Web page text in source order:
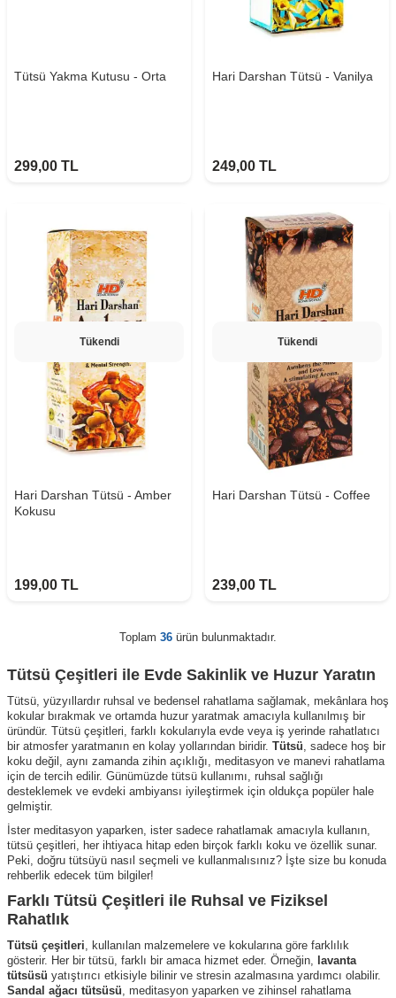
Tütsü Yakma Kutusu - Orta
299,00 TL
Hari Darshan Tütsü - Vanilya
249,00 TL
Tükendi
Hari Darshan Tütsü - Amber
Kokusu
199,00 TL
Tükendi
Hari Darshan Tütsü - Coffee
239,00 TL
Toplam 36 ürün bulunmaktadır.
Tütsü Çeşitleri ile Evde Sakinlik ve Huzur Yaratın
Tütsü, yüzyıllardır ruhsal ve bedensel rahatlama sağlamak, mekânlara hoş
kokular bırakmak ve ortamda huzur yaratmak amacıyla kullanılmış bir
üründür. Tütsü çeşitleri, farklı kokularıyla evde veya iş yerinde rahatlatıcı
bir atmosfer yaratmanın en kolay yollarından biridir. Tütsü, sadece hoş bir
koku değil, aynı zamanda zihin açıklığı, meditasyon ve manevi rahatlama
için de tercih edilir. Günümüzde tütsü kullanımı, ruhsal sağlığı
desteklemek ve evdeki ambiyansı iyileştirmek için oldukça popüler hale
gelmiştir.
İster meditasyon yaparken, ister sadece rahatlamak amacıyla kullanın,
tütsü çeşitleri, her ihtiyaca hitap eden birçok farklı koku ve özellik sunar.
Peki, doğru tütsüyü nasıl seçmeli ve kullanmalısınız? İşte size bu konuda
rehberlik edecek tüm bilgiler!
Farklı Tütsü Çeşitleri ile Ruhsal ve Fiziksel
Rahatlık
Tütsü çeşitleri, kullanılan malzemelere ve kokularına göre farklılık
gösterir. Her bir tütsü, farklı bir amaca hizmet eder. Örneğin, lavanta
tütsüsü yatıştırıcı etkisiyle bilinir ve stresin azalmasına yardımcı olabilir.
Sandal ağacı tütsüsü, meditasyon yaparken ve zihinsel rahatlama